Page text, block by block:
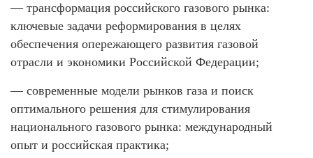
— трансформация российского газового рынка:
ключевые задачи реформирования в целях
обеспечения опережающего развития газовой
отрасли и экономики Российской Федерации;
— современные модели рынков газа и поиск
оптимального решения для стимулирования
национального газового рынка: международный
опыт и российская практика;